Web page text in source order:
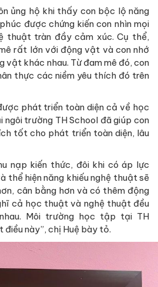
ủng hộ khi thấy con bộc lộ năng
được chứng kiến con nhìn mọi
thuật tràn đầy cảm xúc. Cụ thể,
rất lớn với động vật và con nhớ
vật khác nhau. Từ đam mê đó, con
thực các niềm yêu thích đó trên
phát triển toàn diện cả về học
trường TH School đã giúp con
tốt cho phát triển toàn diện, lâu
nạp kiến thức, đôi khi có áp lực
thể hiện năng khiếu nghệ thuật sẽ
cân bằng hơn và có thêm động
cả học thuật và nghệ thuật đều
Môi trường học tập tại TH
này”, chị Huệ bày tỏ.